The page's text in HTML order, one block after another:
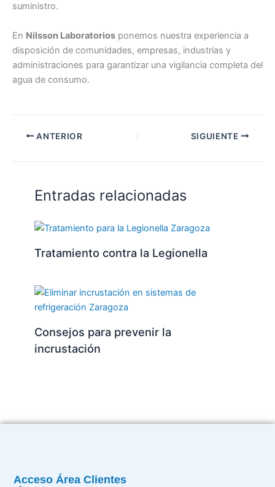
suministro.
En Nilsson Laboratorios ponemos nuestra experiencia a
disposición de comunidades, empresas, industrias y
administraciones para garantizar una vigilancia completa del
agua de consumo.
ANTERIOR SIGUIENTE
Entradas relacionadas
Tratamiento contra la Legionella
Consejos para prevenir la
incrustación
Acceso Área Clientes